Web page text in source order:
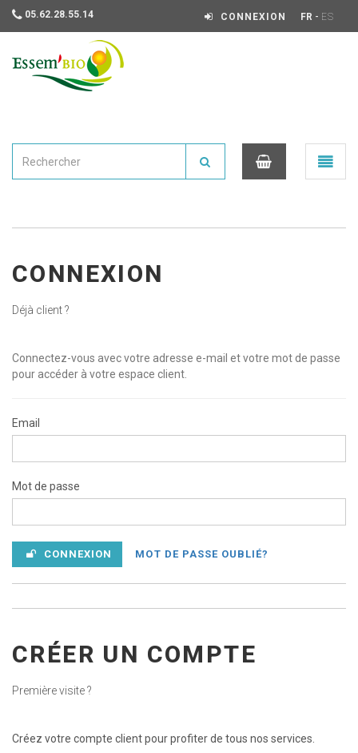
05.62.28.55.14 CONNEXION FR - ES
Ouvrir
le
CONNEXION
Déjà client ?
Connectez-vous avec votre adresse e-mail et votre mot de passe
pour accéder à votre espace client.
Email
Mot de passe
CONNEXION MOT DE PASSE OUBLIÉ?
CRÉER UN COMPTE
Première visite ?
Créez votre compte client pour profiter de tous nos services.